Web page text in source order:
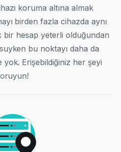
koruma altına almak
birden fazla cihazda aynı
bir hesap yeterli olduğundan
bu noktayı daha da
yok. Erişebildiğiniz her şeyi